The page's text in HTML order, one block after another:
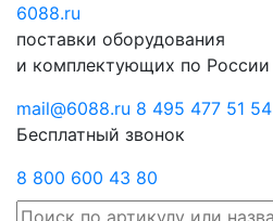
6088.ru
поставки оборудования
и комплектующих по России
mail@6088.ru 8 495 477 51 54
Бесплатный звонок
8 800 600 43 80
Отправить
запрос
звонок